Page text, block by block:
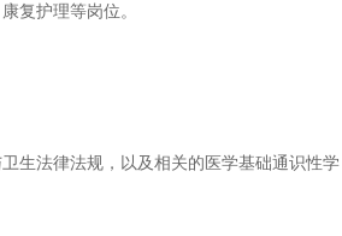
复护理等岗位。
生法律法规，以及相关的医学基础通识性学